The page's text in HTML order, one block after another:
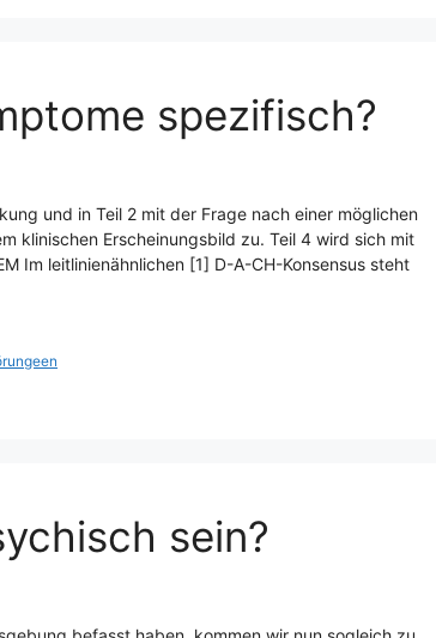
spezifisch?
und in Teil 2 mit der Frage nach einer möglichen
klinischen Erscheinungsbild zu. Teil 4 wird sich mit
Im leitlinienähnlichen [1] D-A-CH-Konsensus steht
sein?